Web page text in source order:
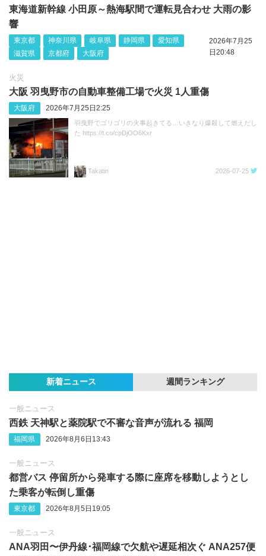
東海道新幹線 小田原～熱海駅間で運転見合わせ 大雨の影
響
東京都 神奈川県 岐阜県 静岡県
愛知県
滋賀県
京都府 大阪府
2026年7月25
日20:48
火災
大阪 羽曳野市の自動車整備工場で火災 1人重傷
大阪府 2026年7月25日2:25
羽曳野でゴリゴリの火事起きてる…いきなり爆殺して燃えだし
た https://t.co/cpDjOO6Kxr
Takatin 2026-07-25
新着ニュース 週間ランキング
一般ニュース
西鉄 天神駅と薬院駅で不審な音声が流れる 福岡
福岡県 2026年8月6日13:43
一般ニュース
都営バス 停留所から発車する際に座席を移動しようとし
た乗客が転倒し重傷
東京都 2026年8月5日19:05
一般ニュース
ANA羽田〜伊丹線･福岡線で欠航や遅延相次ぐ ANA257便